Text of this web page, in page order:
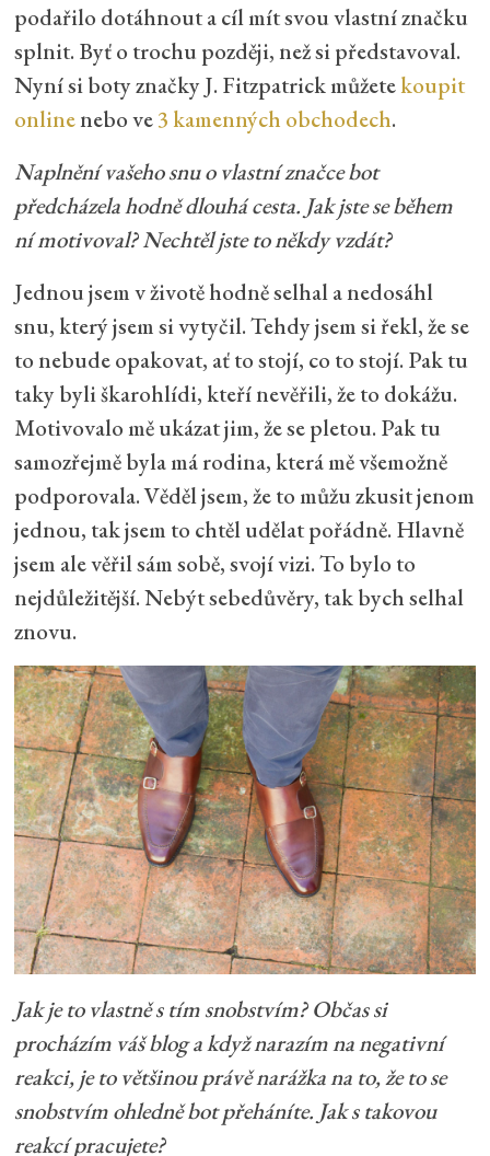
podařilo dotáhnout a cíl mít svou vlastní značku
splnit. Byť o trochu později, než si představoval.
Nyní si boty značky J. Fitzpatrick můžetekoupit
onlinenebo ve3 kamenných obchodech.
Naplnění vašeho snu o vlastní značce bot
předcházela hodně dlouhá cesta. Jak jste se během
ní motivoval? Nechtěl jste to někdy vzdát?
Jednou jsem v životě hodně selhal a nedosáhl
snu, který jsem si vytyčil. Tehdy jsem si řekl, že se
to nebude opakovat, ať to stojí, co to stojí. Pak tu
taky byli škarohlídi, kteří nevěřili, že to dokážu.
Motivovalo mě ukázat jim, že se pletou. Pak tu
samozřejmě byla má rodina, která mě všemožně
podporovala. Věděl jsem, že to můžu zkusit jenom
jednou, tak jsem to chtěl udělat pořádně. Hlavně
jsem ale věřil sám sobě, svojí vizi. To bylo to
nejdůležitější. Nebýt sebedůvěry, tak bych selhal
znovu.
Jak je to vlastně s tím snobstvím? Občas si
procházím váš blog a když narazím na negativní
reakci, je to většinou právě narážka na to, že to se
snobstvím ohledně bot přeháníte. Jak s takovou
reakcí pracujete?